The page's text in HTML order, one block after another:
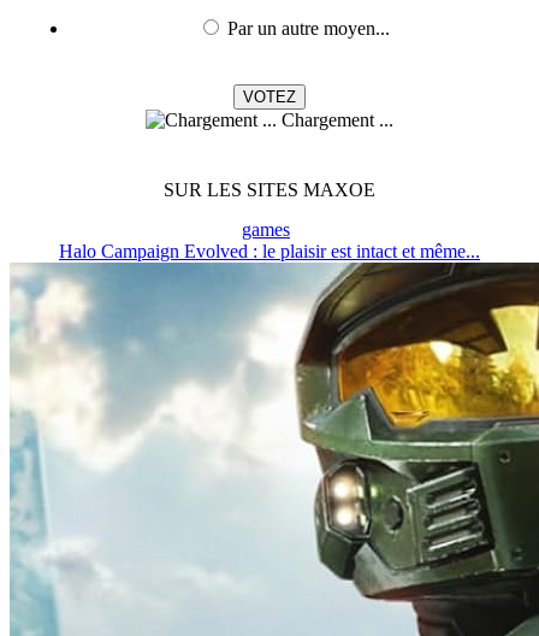
Par un autre moyen...
Chargement ...
SUR LES SITES MAXOE
games
Halo Campaign Evolved : le plaisir est intact et même...